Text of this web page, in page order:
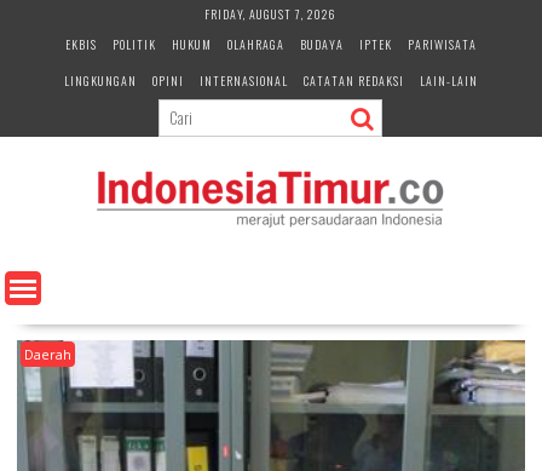
e
n
FRIDAY, AUGUST 7, 2026
EKBIS
POLITIK HUKUM OLAHRAGA BUDAYA IPTEK
PARIWISATA
LINGKUNGAN
OPINI INTERNASIONAL CATATAN REDAKSI LAIN-LAIN
Daerah